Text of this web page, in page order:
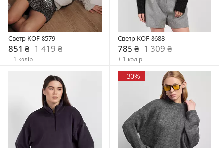
Светр KOF-8579
851 ₴ 1 419 ₴
+ 1 колір
Светр KOF-8688
785 ₴ 1 309 ₴
+ 1 колір
- 30%